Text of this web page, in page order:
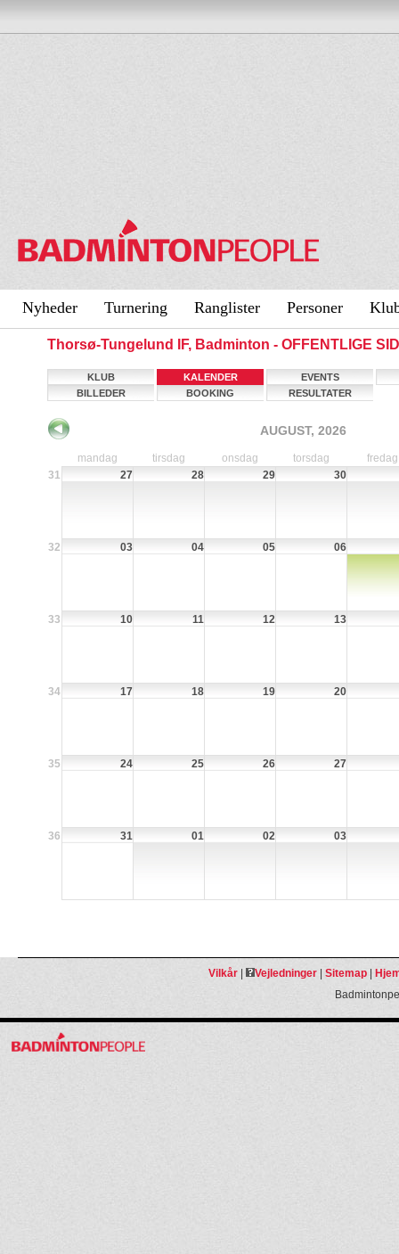
Nyheder Turnering Ranglister Personer
Thorsø-Tungelund IF, Badminton - OFFENTLIGE
KLUB KALENDER
EVENTS
BILLEDER
BOOKING RESULTATER
AUGUST, 2026
mandag tirsdag onsdag torsdag
fredag
31
27 28 29 30
32 03 04 05 06
33 10 11 12 13
34 17 18 19 20
35 24 25 26 27
36 31 01 02 03
Vilkår| Vejledninger| Sitemap|